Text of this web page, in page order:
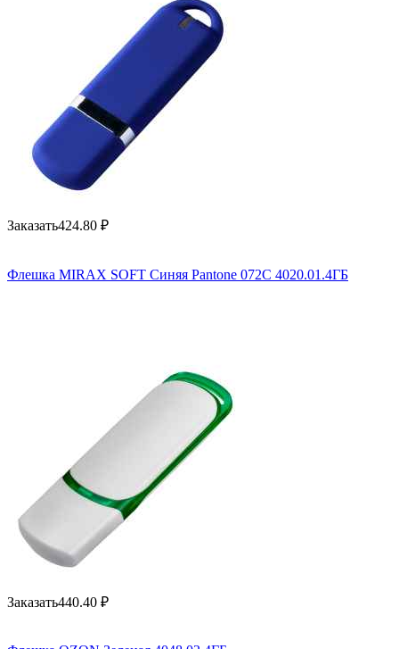
Заказать424.80 ₽
Флешка MIRAX SOFT Синяя Pantone 072C 4020.01.4ГБ
Заказать440.40 ₽